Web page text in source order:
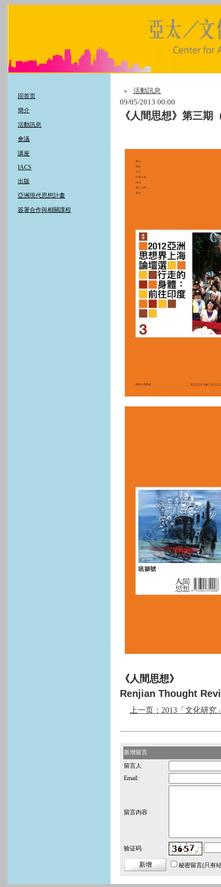
回首页
簡介
活動訊息
會議
講座
IACS
出版
亞洲現代思想計畫
簽署合作與相關課程
» 活動訊息
09/05/2013 00:00
《人間思想》第三期
《人間思想》
Renjian Thought
上一页：2013「文化研究
新增留言
留言人
Email:
留言内容
验证码
秘密留言(只有